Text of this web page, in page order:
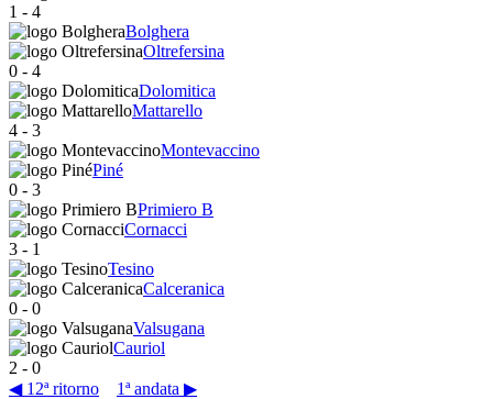
1 - 4
Bolghera
Oltrefersina
0 - 4
Dolomitica
Mattarello
4 - 3
Montevaccino
Piné
0 - 3
Primiero B
Cornacci
3 - 1
Tesino
Calceranica
0 - 0
Valsugana
Cauriol
2 - 0
◀ 12ª ritorno
1ª andata ▶